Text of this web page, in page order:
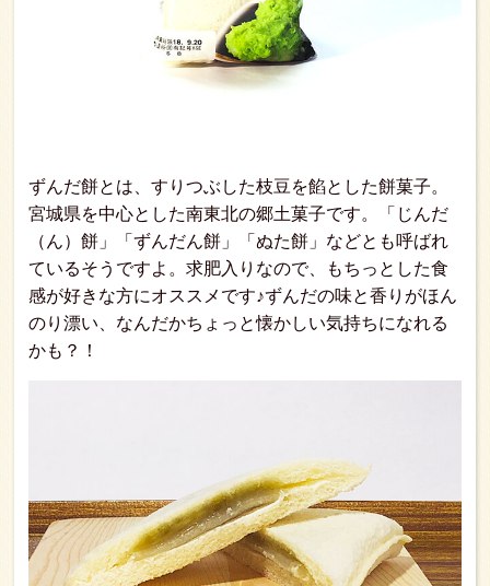
ずんだ餅とは、すりつぶした枝豆を餡とした餅菓子。
宮城県を中心とした南東北の郷土菓子です。「じんだ
（ん）餅」「ずんだん餅」「ぬた餅」などとも呼ばれ
ているそうですよ。求肥入りなので、もちっとした食
感が好きな方にオススメです♪ずんだの味と香りがほん
のり漂い、なんだかちょっと懐かしい気持ちになれる
かも？！